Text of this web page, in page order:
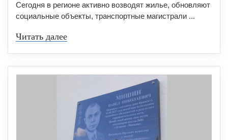
Сегодня в регионе активно возводят жилье, обновляют
социальные объекты, транспортные магистрали ...
Читать далее